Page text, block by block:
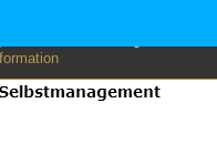
to: analyze,
continue browsing, we